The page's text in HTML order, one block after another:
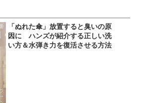
「ぬれた傘」放置すると臭いの原
因に ハンズが紹介する正しい洗
い方＆水弾き力を復活させる方法